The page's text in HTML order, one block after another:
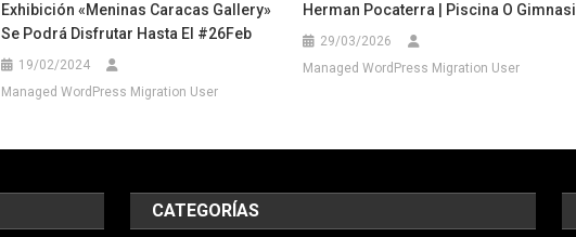
Exhibición «Meninas Caracas Gallery»
Se Podrá Disfrutar Hasta El #26Feb
19/02/2024
Managed WordPress Migration User
Herman Pocaterra | Piscina O
29/03/2026
Managed WordPress Migration User
CATEGORÍAS